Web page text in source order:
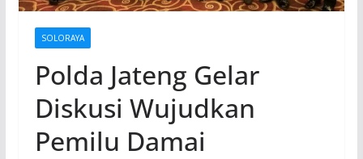
SOLORAYA
Polda Jateng Gelar
Diskusi Wujudkan
Pemilu Damai